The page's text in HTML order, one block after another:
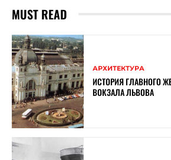
MUST READ
АРХИТЕКТУРА
ИСТОРИЯ ГЛАВНОГО
ВОКЗАЛА ЛЬВОВА